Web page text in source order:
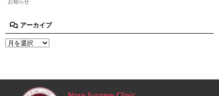
お知らせ
アーカイブ